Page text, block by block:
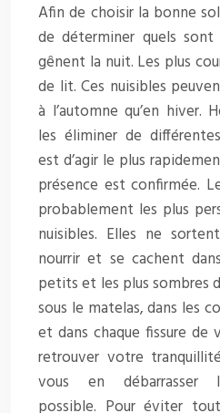
Afin de choisir la bonne
de déterminer quels
gênent la nuit. Les plus
de lit. Ces nuisibles
à l’automne qu’en hiver.
les éliminer de
est d’agir le plus
présence est confirmée.
probablement les plus
nuisibles. Elles ne
nourrir et se cachent
petits et les plus sombres
sous le matelas, dans les
et dans chaque fissure de
retrouver votre
vous en débarrasser
possible. Pour éviter